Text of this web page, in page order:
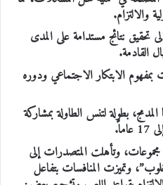
والالتزام.
تحقيق نتائج مستدامة على المدى
القادمة.
الابتكار الاجتماعي ودوره
بطولة لتنس الطاولة بمشاركة
وتأهلت المتصدرات إلى
وتميزت المنافسات بتفاعل